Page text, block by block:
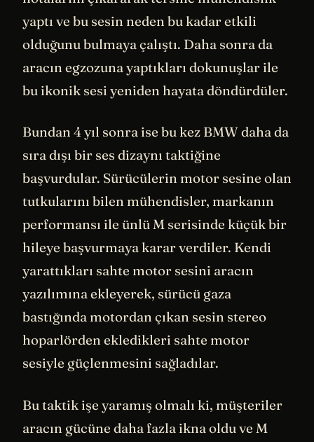
yaptı ve bu sesin neden bu kadar etkili
olduğunu bulmaya çalıştı. Daha sonra da
aracın egzozuna yaptıkları dokunuşlar ile
bu ikonik sesi yeniden hayata döndürdüler.
Bundan 4 yıl sonra ise bu kez BMW daha da
sıra dışı bir ses dizaynı taktiğine
başvurdular. Sürücülerin motor sesine olan
tutkularını bilen mühendisler, markanın
performansı ile ünlü M serisinde küçük bir
hileye başvurmaya karar verdiler. Kendi
yarattıkları sahte motor sesini aracın
yazılımına ekleyerek, sürücü gaza
bastığında motordan çıkan sesin stereo
hoparlörden ekledikleri sahte motor
sesiyle güçlenmesini sağladılar.
Bu taktik işe yaramış olmalı ki, müşteriler
aracın gücüne daha fazla ikna oldu ve M